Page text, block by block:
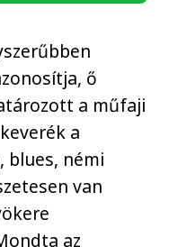
ő
a műfaji
a
blues, némi
van
az